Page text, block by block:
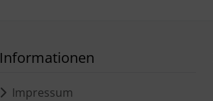
Informationen
Impressum